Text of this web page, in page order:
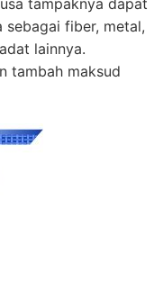
tampaknya dapat
sebagai fiber, metal,
lainnya.
tambah maksud